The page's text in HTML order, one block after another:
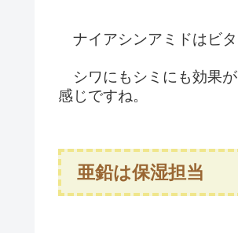
ナイアシンアミドはビタ
シワにもシミにも効果
感じですね。
亜鉛は保湿担当